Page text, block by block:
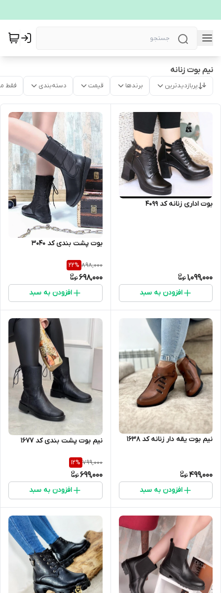
نیم بوت زنانه
پربازدیدترین برندها قیمت دسته‌بندی فقط
بوت اداری زنانه کد 4099
1,099,000
افزودن به سبد
بوت پشت بندی کد ۳۰۴۰
898,000
22%
698,000
افزودن به سبد
نیم بوت یقه دار زنانه کد ۱۶۳۸
499,000
افزودن به سبد
نیم بوت پشت بندی کد ۱۶۷۷
799,000
12%
699,000
افزودن به سبد